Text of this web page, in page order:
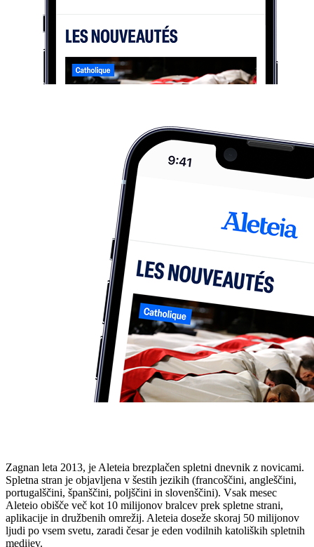
Zagnan leta 2013, je Aleteia brezplačen spletni dnevnik z novicami.
Spletna stran je objavljena v šestih jezikih (francoščini, angleščini,
portugalščini, španščini, poljščini in slovenščini). Vsak mesec
Aleteio obišče več kot 10 milijonov bralcev prek spletne strani,
aplikacije in družbenih omrežij. Aleteia doseže skoraj 50 milijonov
ljudi po vsem svetu, zaradi česar je eden vodilnih katoliških spletnih
medijev.